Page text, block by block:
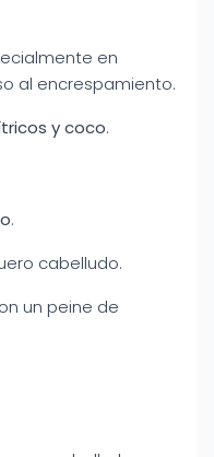
en
al encrespamiento.
y coco.
.
cabelludo.
un peine de